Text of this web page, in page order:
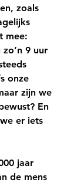
zoals
mee:
9 uur
onze
zijn we
En
er iets
jaar
de mens